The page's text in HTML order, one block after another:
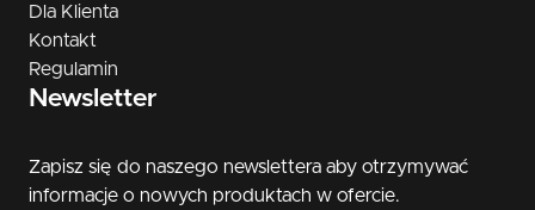
Dla Klienta
Kontakt
Regulamin
Newsletter
Zapisz się do naszego newslettera aby otrzymywać
informacje o nowych produktach w ofercie.